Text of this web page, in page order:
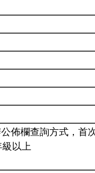
佈欄查詢方式，首
以上